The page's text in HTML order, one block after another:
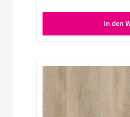
In den